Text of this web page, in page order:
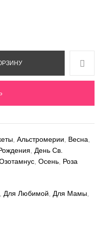
Альстромерии Весна
День Св.
Осень Роза
Для Любимой Для Мамы